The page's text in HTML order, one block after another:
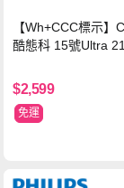
【Wh+CCC標示】
酷態科 15號Ultra
$2,599
免運